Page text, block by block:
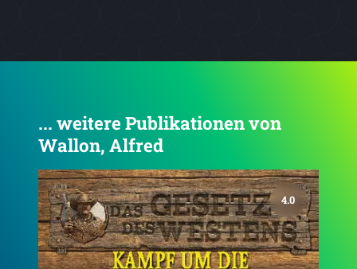
... weitere Publikationen von
Wallon, Alfred
3.5